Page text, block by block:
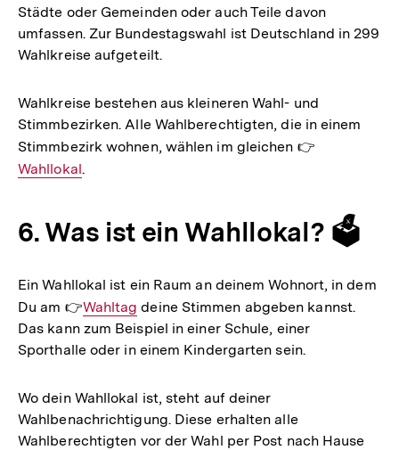
Städte oder Gemeinden oder auch Teile davon
umfassen. Zur Bundestagswahl ist Deutschland in 299
Wahlkreise aufgeteilt.
Wahlkreise bestehen aus kleineren Wahl- und
Stimmbezirken. Alle Wahlberechtigten, die in einem
Stimmbezirk wohnen, wählen im gleichen 👉
Wahllokal.
6. Was ist ein Wahllokal? 🗳️
Ein Wahllokal ist ein Raum an deinem Wohnort, in dem
Du am 👉Interner
Link:
Wahltag deine Stimmen abgeben kannst.
Das kann zum Beispiel in einer Schule, einer
Sporthalle oder in einem Kindergarten sein.
Wo dein Wahllokal ist, steht auf deiner
Wahlbenachrichtigung. Diese erhalten alle
Wahlberechtigten vor der Wahl per Post nach Hause